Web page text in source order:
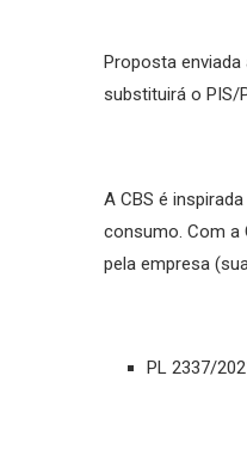
Proposta enviada
substituirá o PIS/
A CBS é
consumo. Com a
pela empresa
PL 2337/